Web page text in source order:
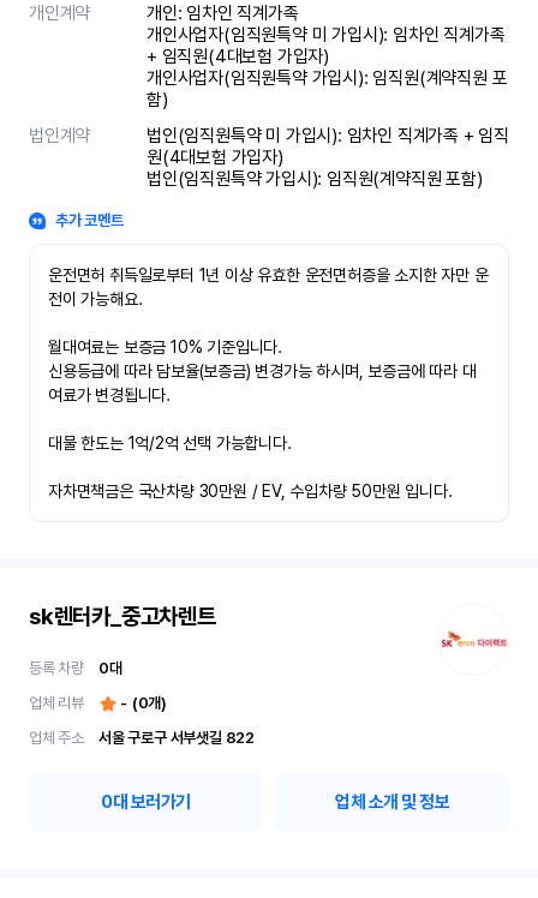
개인계약
개인: 임차인 직계가족
개인사업자(임직원특약 미 가입시): 임차인 직계가족
+ 임직원(4대보험 가입자)
개인사업자(임직원특약 가입시): 임직원(계약직원 포
함)
법인계약
법인(임직원특약 미 가입시): 임차인 직계가족 + 임직
원(4대보험 가입자)
법인(임직원특약 가입시): 임직원(계약직원 포함)
추가 코멘트
운전면허 취득일로부터 1년 이상 유효한 운전면허증을 소지한 자만 운
전이 가능해요.
월대여료는 보증금 10% 기준입니다.
신용등급에 따라 담보율(보증금) 변경가능 하시며, 보증금에 따라 대
여료가 변경됩니다.
대물 한도는 1억/2억 선택 가능합니다.
자차면책금은 국산차량 30만원 / EV, 수입차량 50만원 입니다.
sk렌터카_중고차렌트
등록 차량 0대
업체 리뷰
- (0개)
업체 주소
서울 구로구 서부샛길 822
0대 보러가기 업체 소개 및 정보